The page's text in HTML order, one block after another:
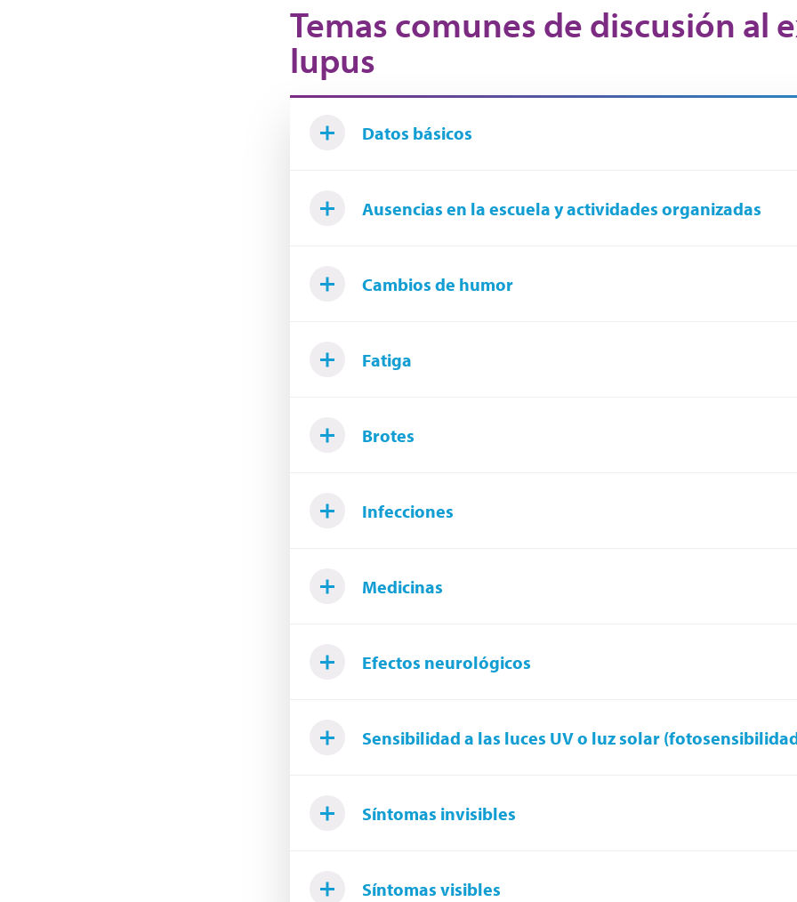
Temas comunes de discusión al
lupus
Datos básicos
Ausencias en la escuela y actividades organizadas
Cambios de humor
Fatiga
Brotes
Infecciones
Medicinas
Efectos neurológicos
Sensibilidad a las luces UV o luz solar
Síntomas invisibles
Síntomas visibles